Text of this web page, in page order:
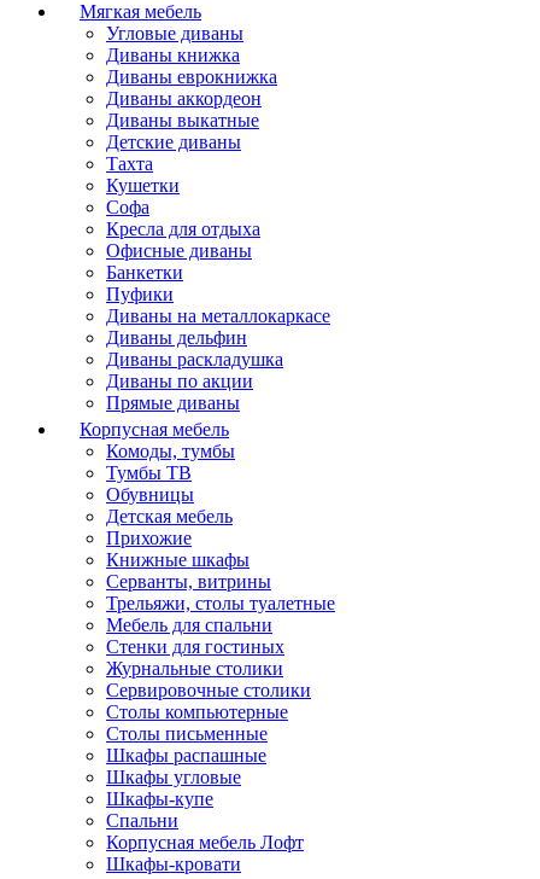
Мягкая мебель
Угловые диваны
Диваны книжка
Диваны еврокнижка
Диваны аккордеон
Диваны выкатные
Детские диваны
Тахта
Кушетки
Софа
Кресла для отдыха
Офисные диваны
Банкетки
Пуфики
Диваны на металлокаркасе
Диваны дельфин
Диваны раскладушка
Диваны по акции
Прямые диваны
Корпусная мебель
Комоды, тумбы
Тумбы ТВ
Обувницы
Детская мебель
Прихожие
Книжные шкафы
Серванты, витрины
Трельяжи, столы туалетные
Мебель для спальни
Стенки для гостиных
Журнальные столики
Сервировочные столики
Столы компьютерные
Столы письменные
Шкафы распашные
Шкафы угловые
Шкафы-купе
Спальни
Корпусная мебель Лофт
Шкафы-кровати